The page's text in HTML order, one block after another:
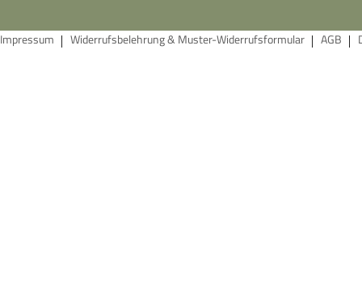
Impressum Widerrufsbelehrung & Muster-Widerrufsformular AGB